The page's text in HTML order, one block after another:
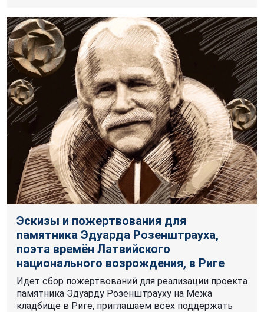
Эскизы и пожертвования для
памятника Эдуарда Розенштрауха,
поэта времён Латвийского
национального возрождения, в Риге
Идет сбор пожертвований для реализации проекта
памятника Эдуарду Розенштрауху на Межа
кладбище в Риге, приглашаем всех поддержать